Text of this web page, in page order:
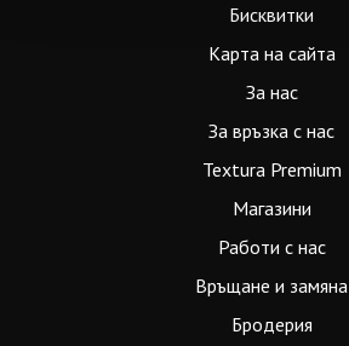
Бисквитки
Карта на сайта
За нас
За връзка с нас
Textura Premium
Магазини
Работи с нас
Връщане и замяна
Бродерия